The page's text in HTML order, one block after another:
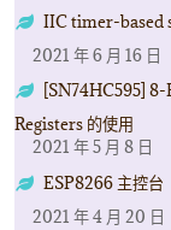
IIC timer-based
2021 年 6 月 16 日
[SN74HC595]
Registers 的使用
2021 年 5 月 8 日
ESP8266 主控台
2021 年 4 月 20 日